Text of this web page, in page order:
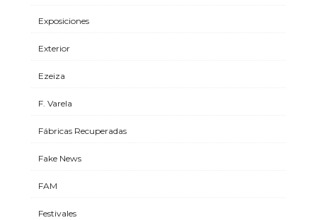
Exposiciones
Exterior
Ezeiza
F. Varela
Fábricas Recuperadas
Fake News
FAM
Festivales